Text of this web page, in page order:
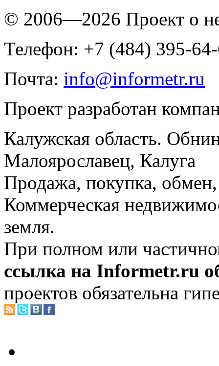
© 2006—2026 Проект о
Телефон: +7 (484) 395-
Почта: info@informetr.ru
Проект разработан
Калужская область.
Малоярославец, Калуга
Продажа, покупка, обмен,
Коммерческая
земля.
При полном или
ссылка на Informetr.ru
проектов обязательна